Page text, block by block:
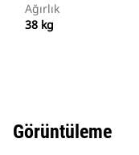
Ağırlık
38 kg
Görüntüleme